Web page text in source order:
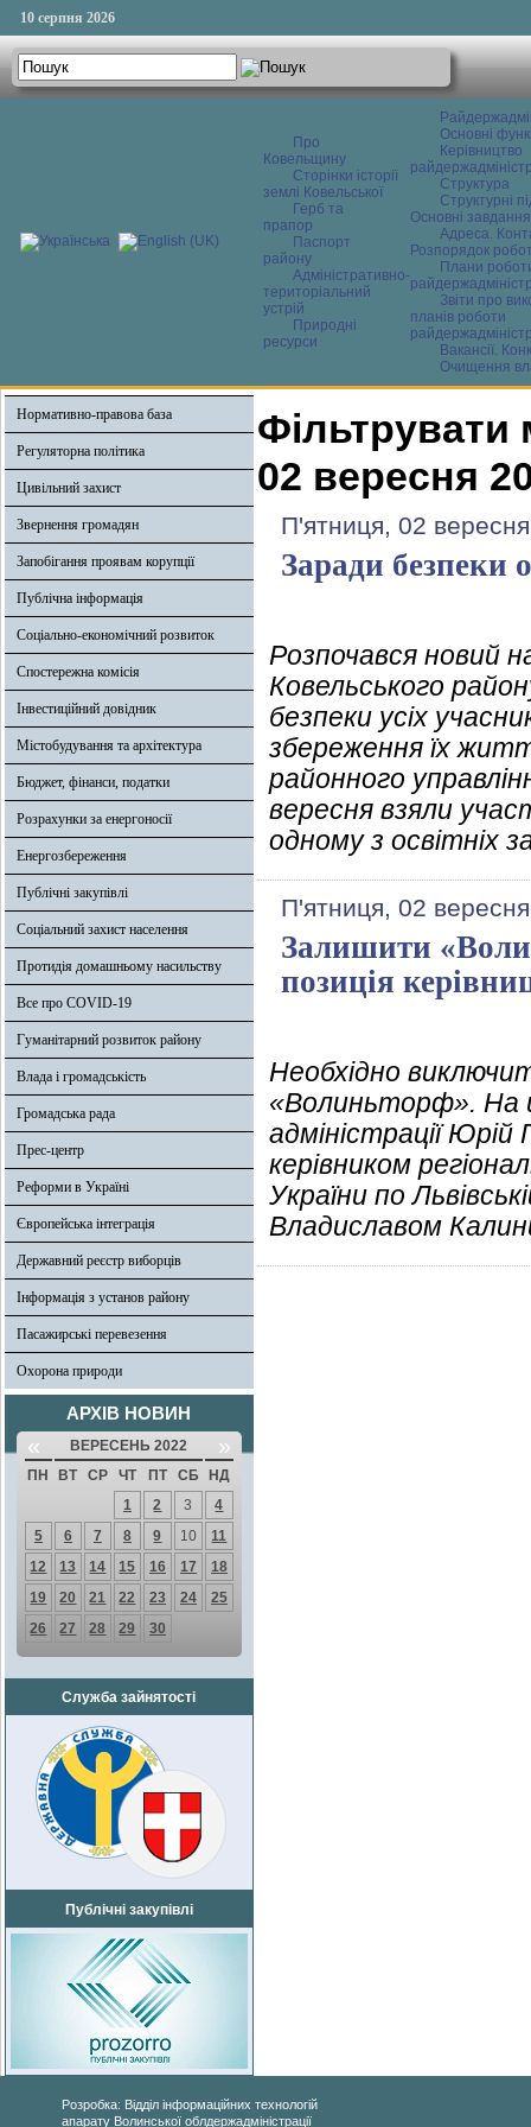
10 серпня 2026
Про
Ковельщину
Сторінки історії
землі Ковельської
Герб та
прапор
Паспорт
району
Адміністративно-
територіальний
устрій
Природні
ресурси
Основні
Керівництво
Структура
Структурні
Основні завдання
Адреса.
Розпорядок
Плани
Звіти про
планів роботи
Вакансії.
Очищення
Нормативно-правова база
Регуляторна політика
Цивільний захист
Звернення громадян
Запобігання проявам корупції
Публічна інформація
Соціально-економічний розвиток
Спостережна комісія
Інвестиційний довідник
Містобудування та архітектура
Бюджет, фінанси, податки
Розрахунки за енергоносії
Енергозбереження
Публічні закупівлі
Соціальний захист населення
Протидія домашньому насильству
Все про COVID-19
Гуманітарний розвиток району
Влада і громадськість
Громадська рада
Прес-центр
Реформи в Україні
Європейська інтеграція
Державний реєстр виборців
Інформація з установ району
Пасажирські перевезення
Охорона природи
АРХІВ НОВИН
« ВЕРЕСЕНЬ 2022 »
ПН ВТ СР ЧТ ПТ СБ
НД
1
2 3
4
5
6 7 8 9 10
11
12
13 14 15 16 17
18
19
20 21 22 23 24
25
26
27 28 29 30
Служба зайнятості
Публічні закупівлі
Фільтрувати
02 вересня
П'ятниця, 02
Заради безпеки
Розпочався новий
Ковельського
безпеки усіх
збереження їх
районного
вересня взяли
одному з освітніх
П'ятниця, 02
Залишити
позиція
Необхідно
«Волиньторф». На
адміністрації Юрій
керівником
України по
Владиславом
Розробка: Відділ інформаційних технологій
апарату Волинської облдержадміністрації